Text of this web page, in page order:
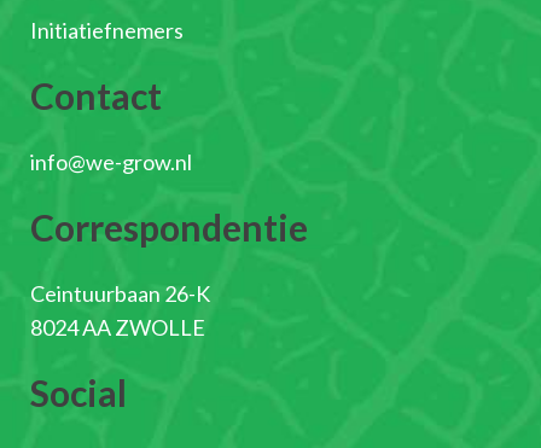
Initiatiefnemers
Contact
info@we-grow.nl
Correspondentie
Ceintuurbaan 26-K
8024 AA ZWOLLE
Social